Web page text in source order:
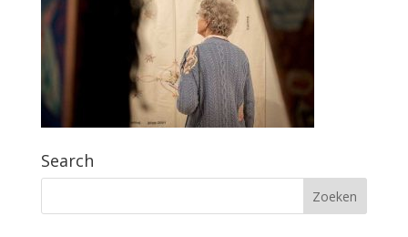
Search